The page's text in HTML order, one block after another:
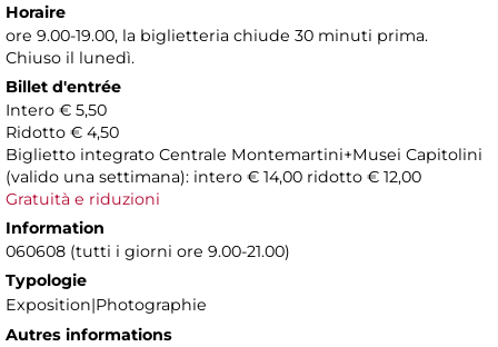
Horaire
ore 9.00-19.00, la biglietteria chiude 30 minuti prima.
Chiuso il lunedì.
Billet d'entrée
Intero € 5,50
Ridotto € 4,50
Biglietto integrato Centrale Montemartini+Musei Capitolini
(valido una settimana): intero € 14,00 ridotto € 12,00
Gratuità e riduzioni
Information
060608 (tutti i giorni ore 9.00-21.00)
Typologie
Exposition|Photographie
Autres informations